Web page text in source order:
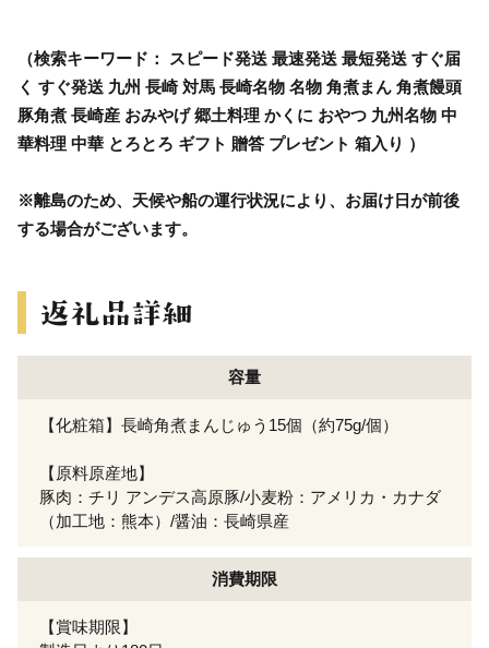
（検索キーワード： スピード発送 最速発送 最短発送 すぐ届
く すぐ発送 九州 長崎 対馬 長崎名物 名物 角煮まん 角煮饅頭
豚角煮 長崎産 おみやげ 郷土料理 かくに おやつ 九州名物 中
華料理 中華 とろとろ ギフト 贈答 プレゼント 箱入り ）
※離島のため、天候や船の運行状況により、お届け日が前後
する場合がございます。
容量
【化粧箱】長崎角煮まんじゅう15個（約75g/個）
【原料原産地】
豚肉：チリ アンデス高原豚/小麦粉：アメリカ・カナダ
（加工地：熊本）/醤油：長崎県産
消費期限
【賞味期限】